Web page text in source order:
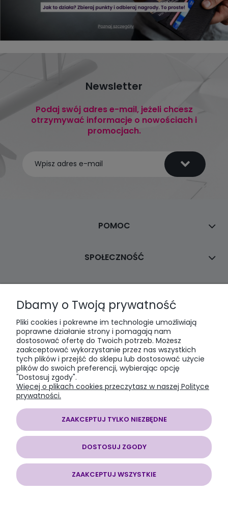
Newsletter
Podaj swój adres e-mail, jeżeli chcesz
otrzymywać informacje o nowościach i
promocjach.
POMOC
SPOŁECZNOŚĆ
PŁATNOŚCI I DOSTAWA
INFORMACJE
O NAS
SOMAP sklep modelarski| al. Jana Pawła II 28, 43-100 Tychy, woj.
śląskie | E-mail:
somapsklep@somap.pl
| NIP:
6462056771 REGON: 240730965
Dbamy o Twoją prywatność
Pliki cookies i pokrewne im technologie umożliwiają
poprawne działanie strony i pomagają nam
dostosować ofertę do Twoich potrzeb. Możesz
zaakceptować wykorzystanie przez nas wszystkich
tych plików i przejść do sklepu lub dostosować użycie
plików do swoich preferencji, wybierając opcję
"Dostosuj zgody".
Więcej o plikach cookies przeczytasz w naszej Polityce
prywatności.
ZAAKCEPTUJ TYLKO NIEZBĘDNE
DOSTOSUJ ZGODY
ZAAKCEPTUJ WSZYSTKIE